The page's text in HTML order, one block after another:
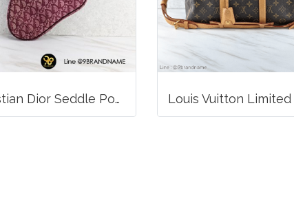
Christian Dior Seddle Pouch Accessory Hand Bag